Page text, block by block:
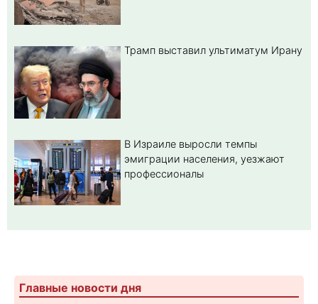
Трамп выставил ультиматум Ирану
В Израиле выросли темпы
эмиграции населения, уезжают
профессионалы
Главные новости дня